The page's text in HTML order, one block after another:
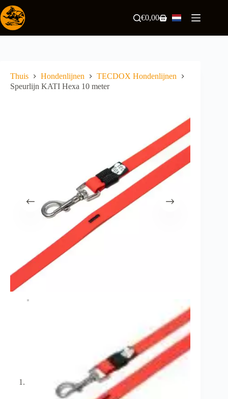
naar
de
inhoud
Winkelwagen
€0,00
Thuis Hondenlijnen
TECDOX Hondenlijnen
Speurlijn KATI Hexa 10 meter